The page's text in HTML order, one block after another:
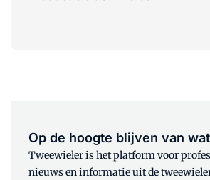
Op de hoogte blijven van
Tweewieler is het platform voor
nieuws en informatie uit de